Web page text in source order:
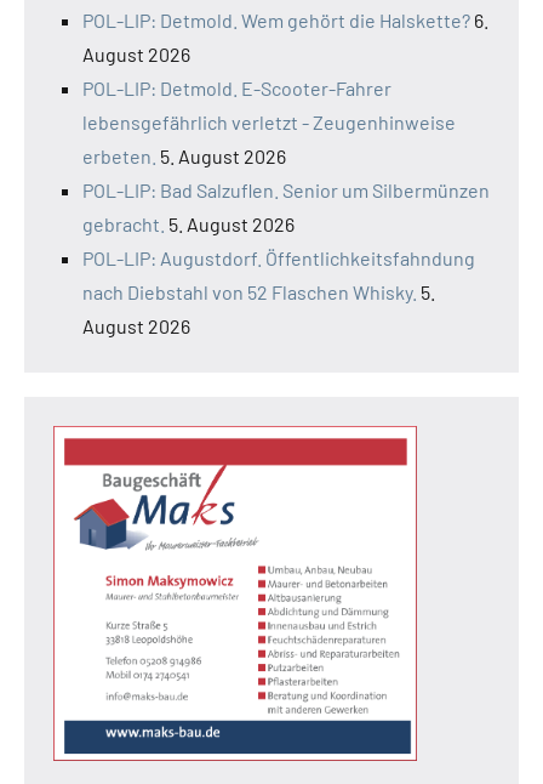
POL-LIP: Detmold. Wem gehört die Halskette? 6.
August 2026
POL-LIP: Detmold. E-Scooter-Fahrer
lebensgefährlich verletzt - Zeugenhinweise
erbeten. 5. August 2026
POL-LIP: Bad Salzuflen. Senior um Silbermünzen
gebracht. 5. August 2026
POL-LIP: Augustdorf. Öffentlichkeitsfahndung
nach Diebstahl von 52 Flaschen Whisky. 5.
August 2026